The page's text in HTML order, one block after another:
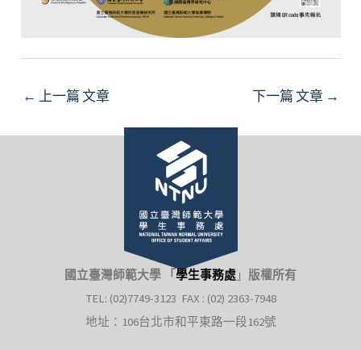
Post
← 上一篇 文章 下一篇 文章 →
國立臺灣師範大學 「 學生事務處 」 版權所有
TEL: (02)7749-3123 FAX : (02) 2363-7948
地址：106台北市和平東路一段162號